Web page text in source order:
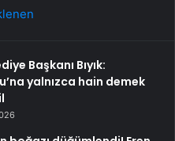
Başkanı Bıyık:
yalnızca hain demek